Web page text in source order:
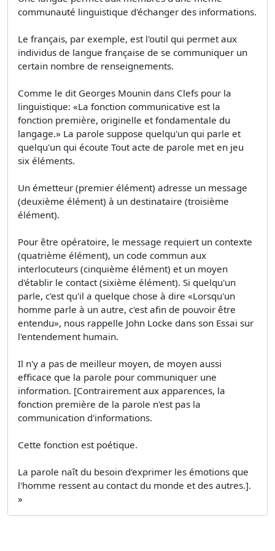
communauté linguistique d'échanger des informations.
Le français, par exemple, est l'outil qui permet aux
individus de langue française de se communiquer un
certain nombre de renseignements.
Comme le dit Georges Mounin dans Clefs pour la
linguistique: «La fonction communicative est la
fonction première, originelle et fondamentale du
langage.» La parole suppose quelqu'un qui parle et
quelqu'un qui écoute Tout acte de parole met en jeu
six éléments.
Un émetteur (premier élément) adresse un message
(deuxième élément) à un destinataire (troisième
élément).
Pour être opératoire, le message requiert un contexte
(quatrième élément), un code commun aux
interlocuteurs (cinquième élément) et un moyen
d'établir le contact (sixième élément). Si quelqu'un
parle, c'est qu'il a quelque chose à dire «Lorsqu'un
homme parle à un autre, c'est afin de pouvoir être
entendu», nous rappelle John Locke dans son Essai sur
l'entendement humain.
Il n'y a pas de meilleur moyen, de moyen aussi
efficace que la parole pour communiquer une
information. [Contrairement aux apparences, la
fonction première de la parole n'est pas la
communication d'informations.
Cette fonction est poétique.
La parole naît du besoin d'exprimer les émotions que
l'homme ressent au contact du monde et des autres.].
»